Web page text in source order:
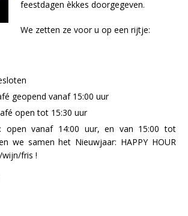
feestdagen èkkes doorgegeven.
We zetten ze voor u op een rijtje:
geopend vanaf 15:00 uur
open tot 15:30 uur
open vanaf 14:00 uur, en van 15:00 tot
we samen het Nieuwjaar: HAPPY HOUR
fris !